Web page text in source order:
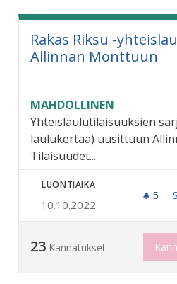
Rakas Riksu -
Allinnan Monttuun
MAHDOLLINEN
Yhteislaulutilaisuuksien
laulukertaa) uusittuun
Tilaisuudet...
LUONTIAIKA
10.10.2022
5
23 Kannatukset